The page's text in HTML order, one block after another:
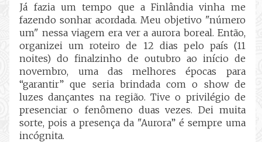
Já fazia um tempo que a Finlândia vinha me
fazendo sonhar acordada. Meu objetivo "número
um" nessa viagem era ver a aurora boreal. Então,
organizei um roteiro de 12 dias pelo país (11
noites) do finalzinho de outubro ao início de
novembro, uma das melhores épocas para
“garantir” que seria brindada com o show de
luzes dançantes na região. Tive o privilégio de
presenciar o fenômeno duas vezes. Dei muita
sorte, pois a presença da "Aurora” é sempre uma
incógnita.